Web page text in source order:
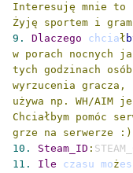
Interesuję mnie to
Żyję sportem i
9.
Dlaczego chciał
w porach nocnych
tych godzinach
wyrzucenia
używa np. WH/AIM
Chciałbym pomóc
grze na serwerze :)
10.
Steam_ID :
11.
Ile czasu moż